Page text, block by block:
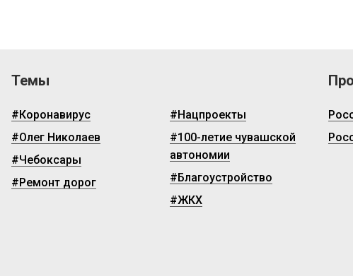
Темы
#Коронавирус
#Олег Николаев
#Чебоксары
#Ремонт дорог
#Нацпроекты
#100-летие чувашской
автономии
#Благоустройство
#ЖКХ